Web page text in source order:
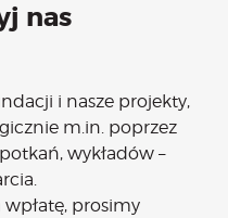
nas
i nasze projekty,
m.in. poprzez
wykładów –
prosimy